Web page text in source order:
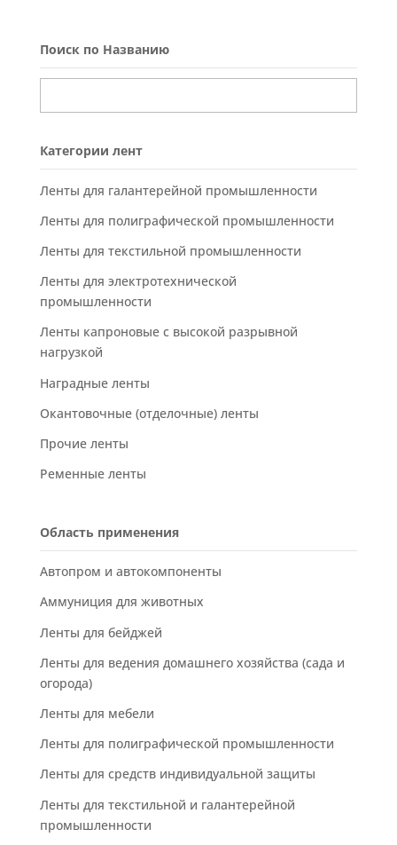
Поиск по Названию
Категории лент
Ленты для галантерейной промышленности
Ленты для полиграфической промышленности
Ленты для текстильной промышленности
Ленты для электротехнической
промышленности
Ленты капроновые с высокой разрывной
нагрузкой
Наградные ленты
Окантовочные (отделочные) ленты
Прочие ленты
Ременные ленты
Область применения
Автопром и автокомпоненты
Аммуниция для животных
Ленты для бейджей
Ленты для ведения домашнего хозяйства (сада и
огорода)
Ленты для мебели
Ленты для полиграфической промышленности
Ленты для средств индивидуальной защиты
Ленты для текстильной и галантерейной
промышленности